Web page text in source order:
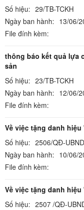
Số hiệu: 29/TB-TCKH
Ngày ban hành: 13/06/
File đính kèm:
thông báo kết quả lựa
sản
Số hiệu: 23/TB-TCKH
Ngày ban hành: 12/06/
File đính kèm:
Về việc tặng danh
Số hiệu: 2506/QĐ-UBND
Ngày ban hành: 10/06/
File đính kèm:
Về việc tặng danh
Số hiệu: 2507 /QĐ-